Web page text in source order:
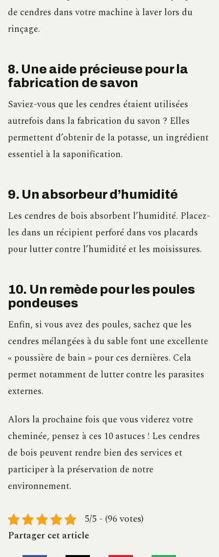
de cendres dans votre machine à laver lors du
rinçage.
8. Une aide précieuse pour la
fabrication de savon
Saviez-vous que les cendres étaient utilisées
autrefois dans la fabrication du savon ? Elles
permettent d’obtenir de la potasse, un ingrédient
essentiel à la saponification.
9. Un absorbeur d’humidité
Les cendres de bois absorbent l’humidité. Placez-
les dans un récipient perforé dans vos placards
pour lutter contre l’humidité et les moisissures.
10. Un remède pour les poules
pondeuses
Enfin, si vous avez des poules, sachez que les
cendres mélangées à du sable font une excellente
« poussière de bain » pour ces dernières. Cela
permet notamment de lutter contre les parasites
externes.
Alors la prochaine fois que vous viderez votre
cheminée, pensez à ces 10 astuces ! Les cendres
de bois peuvent rendre bien des services et
participer à la préservation de notre
environnement.
5/5 - (96 votes)
Partager cet article